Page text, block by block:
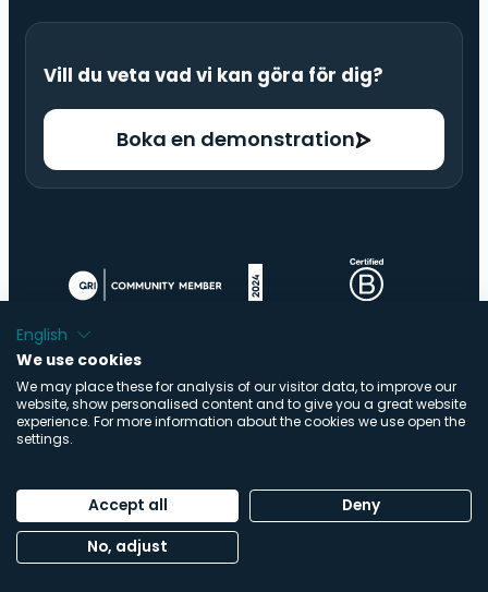
Vill du veta vad vi kan göra för dig?
Boka en demonstration
förbehållna | Utvecklad av
Buro Staal
Integritetspolicy|Information om cookies|
Säkerhetscenter
English
We use cookies
We may place these for analysis of our visitor data, to improve our
website, show personalised content and to give you a great website
experience. For more information about the cookies we use open the
settings.
Accept all
Deny
No, adjust